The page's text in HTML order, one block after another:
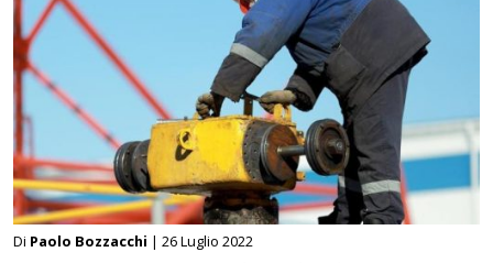
Di Paolo Bozzacchi | 26 Luglio 2022